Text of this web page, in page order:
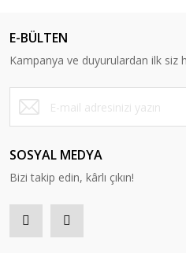
E-BÜLTEN
Kampanya ve duyurulardan ilk siz
SOSYAL MEDYA
Bizi takip edin, kârlı çıkın!